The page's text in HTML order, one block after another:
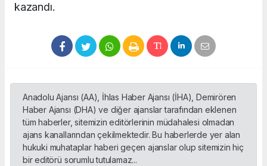
kazandı.
Anadolu Ajansı (AA), İhlas Haber Ajansı (İHA), Demirören
Haber Ajansı (DHA) ve diğer ajanslar tarafından eklenen
tüm haberler, sitemizin editörlerinin müdahalesi olmadan
ajans kanallarından çekilmektedir. Bu haberlerde yer alan
hukuki muhataplar haberi geçen ajanslar olup sitemizin hiç
bir editörü sorumlu tutulamaz...